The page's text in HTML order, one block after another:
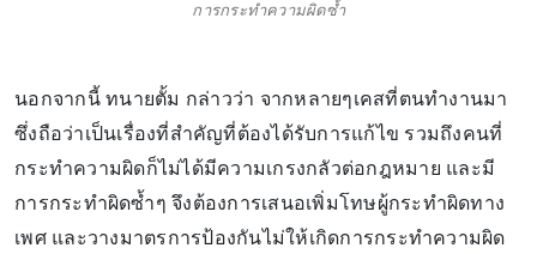
การกระทำความผิดซ้ำ
นอกจากนี้ ทนายตั้ม กล่าวว่า จากหลายๆเคสที่ตนทำงานมา
ซึ่งถือว่าเป็นเรื่องที่สำคัญที่ต้องได้รับการแก้ไข รวมถึงคนที่
กระทำความผิดก็ไม่ได้มีความเกรงกลัวต่อกฎหมาย และมี
การกระทำผิดซ้ำๆ จึงต้องการเสนอเพิ่มโทษผู้กระทำผิดทาง
เพศ และวางมาตรการป้องกันไม่ให้เกิดการกระทำความผิด